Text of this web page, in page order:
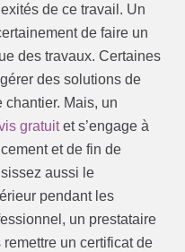
de ce travail. Un
de faire un
des travaux. Certaines
des solutions de
chantier. Mais, un
gratuitet s’engage à
et de fin de
aussi le
pendant les
un prestataire
un certificat de